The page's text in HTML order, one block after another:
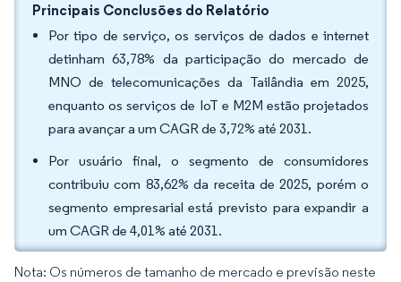
Principais Conclusões do Relatório
Por tipo de serviço, os serviços de dados e internet
detinham 63,78% da participação do mercado de
MNO de telecomunicações da Tailândia em 2025,
enquanto os serviços de IoT e M2M estão projetados
para avançar a um CAGR de 3,72% até 2031.
Por usuário final, o segmento de consumidores
contribuiu com 83,62% da receita de 2025, porém o
segmento empresarial está previsto para expandir a
um CAGR de 4,01% até 2031.
Nota: Os números de tamanho de mercado e previsão neste